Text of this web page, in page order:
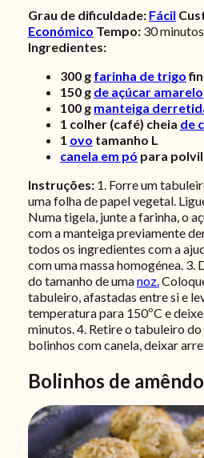
Grau de dificuldade: Fácil
Económico Tempo: 30minutos
Ingredientes:
300 g farinha de trigo
150 g de açúcar amarelo
100 g manteiga
1 colher (café) cheia de
1 ovo tamanho L
canela em pó para
Instruções: 1. Forre um
uma folha de papel vegetal.
Numa tigela, junte a farinha, o
com a manteiga previamente
todos os ingredientes com a
com uma massa homogénea. 3.
do tamanho de umanoz.
tabuleiro, afastadas entre si e
temperatura para 150ºC e
minutos. 4. Retire o tabuleiro
bolinhos com canela, deixar
Bolinhos de